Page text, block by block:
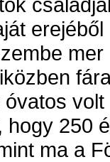
hogy 250
ma a